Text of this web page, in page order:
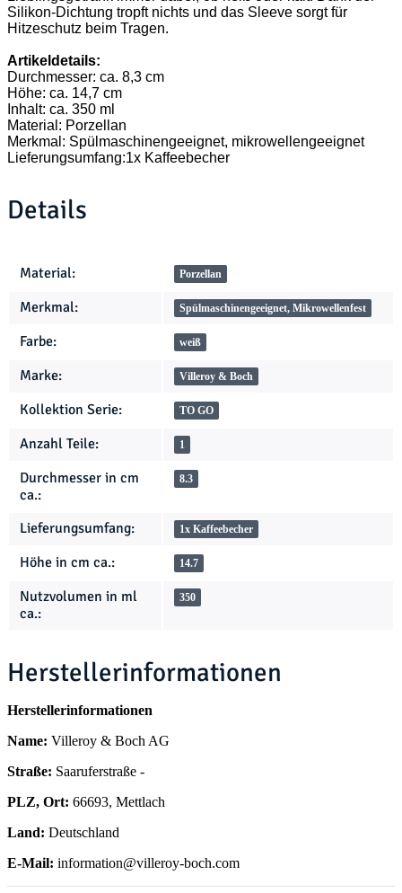
Silikon-Dichtung tropft nichts und das Sleeve sorgt für
Hitzeschutz beim Tragen.
Artikeldetails:
Durchmesser: ca. 8,3 cm
Höhe: ca. 14,7 cm
Inhalt: ca. 350 ml
Material: Porzellan
Merkmal: Spülmaschinengeeignet, mikrowellengeeignet
Lieferungsumfang:1x Kaffeebecher
Details
Produkteigenschaft
Wert
Material: Porzellan
Merkmal: Spülmaschinengeeignet, Mikrowellenfest
Farbe: weiß
Marke: Villeroy & Boch
Kollektion Serie: TO GO
Anzahl Teile: 1
Durchmesser in cm
ca.:
8.3
Lieferungsumfang: 1x Kaffeebecher
Höhe in cm ca.: 14.7
Nutzvolumen in ml
ca.:
350
Herstellerinformationen
Herstellerinformationen
Name: Villeroy & Boch AG
Straße: Saaruferstraße -
PLZ, Ort: 66693, Mettlach
Land: Deutschland
E-Mail: information@villeroy-boch.com